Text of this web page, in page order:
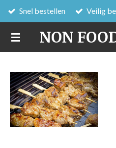
Ga
direct
naar
de
NON
Snel bestellen Veilig